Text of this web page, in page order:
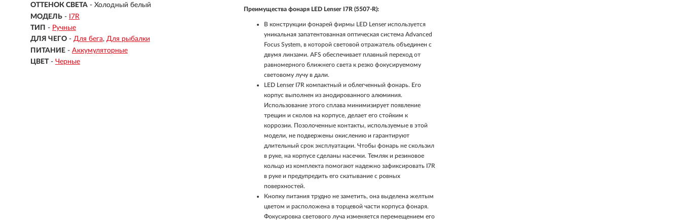
ОТТЕНОК СВЕТА - Холодный белый
МОДЕЛЬ - I7R
ТИП - Ручные
ДЛЯ ЧЕГО - Для бега Для рыбалки
ПИТАНИЕ - Аккумуляторные
ЦВЕТ - Черные
Преимущества фонаря LED Lenser I7R (5507-R):
В конструкции фонарей фирмы LED Lenser используется
уникальная запатентованная оптическая система Advanced
Focus System, в которой световой отражатель объединен с
двумя линзами. AFS обеспечивает плавный переход от
равномерного ближнего света к резко фокусируемому
световому лучу в дали.
LED Lenser I7R компактный и облегченный фонарь. Его
корпус выполнен из анодированного алюминия.
Использование этого сплава минимизирует появление
трещин и сколов на корпусе, делает его стойким к
коррозии. Позолоченные контакты, используемые в этой
модели, не подвержены окислению и гарантируют
длительный срок эксплуатации. Чтобы фонарь не скользил
в руке, на корпусе сделаны насечки. Темляк и резиновое
кольцо из комплекта помогают надежно зафиксировать I7R
в руке и предупредить его скатывание с ровных
поверхностей.
Кнопку питания трудно не заметить, она выделена желтым
цветом и расположена в торцевой части корпуса фонаря.
Фокусировка светового луча изменяется перемещением его